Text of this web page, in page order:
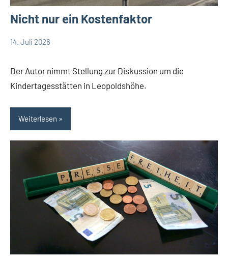
Nicht nur ein Kostenfaktor
14. Juli 2026
Der Autor nimmt Stellung zur Diskussion um die
Kindertagesstätten in Leopoldshöhe.
Weiterlesen